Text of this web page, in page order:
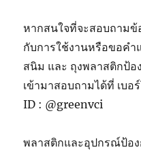
หากสนใจที่จะสอบถามข้
กับการใช้งานหรือขอคำ
สนิม และ ถุงพลาสติกป้
เข้ามาสอบถามได้ที่ เบ
ID : @greenvci
พลาสติกและอุปกรณ์ป้อ